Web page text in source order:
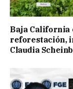
Baja California
reforestación,
Claudia